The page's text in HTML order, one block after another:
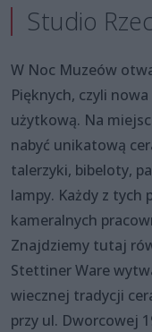
Studio
W Noc Muzeów
Pięknych, czyli
użytkową. Na
nabyć unikatową
talerzyki, bibeloty,
lampy. Każdy z
kameralnych
Znajdziemy tutaj
Stettiner Ware
wiecznej tradycji
przy ul. Dworcowej